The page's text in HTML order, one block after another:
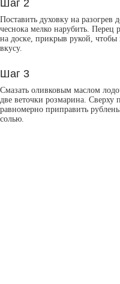
Шаг 2
Поставить духовку на разогрев
чеснока мелко нарубить. Перец
на доске, прикрыв рукой, чтобы
вкусу.
Шаг 3
Смазать оливковым маслом
две веточки розмарина. Сверху
равномерно приправить
солью.